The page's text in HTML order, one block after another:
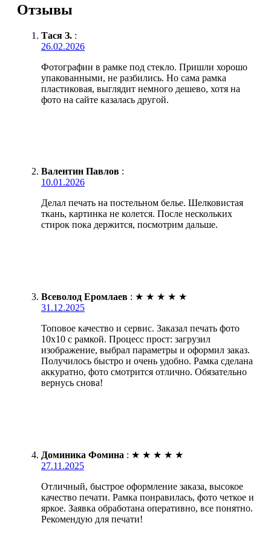
Отзывы
Тася З. :
26.02.2026
Фотографии в рамке под стекло. Пришли хорошо
упакованными, не разбились. Но сама рамка
пластиковая, выглядит немного дешево, хотя на
фото на сайте казалась другой.
Валентин Павлов :
10.01.2026
Делал печать на постельном белье. Шелковистая
ткань, картинка не колется. После нескольких
стирок пока держится, посмотрим дальше.
Всеволод Еромлаев : ★ ★ ★ ★ ★
31.12.2025
Топовое качество и сервис. Заказал печать фото
10х10 с рамкой. Процесс прост: загрузил
изображение, выбрал параметры и оформил заказ.
Получилось быстро и очень удобно. Рамка сделана
аккуратно, фото смотрится отлично. Обязательно
вернусь снова!
Доминика Фомина : ★ ★ ★ ★ ★
27.11.2025
Отличный, быстрое оформление заказа, высокое
качество печати. Рамка понравилась, фото четкое и
яркое. Заявка обработана оперативно, все понятно.
Рекомендую для печати!